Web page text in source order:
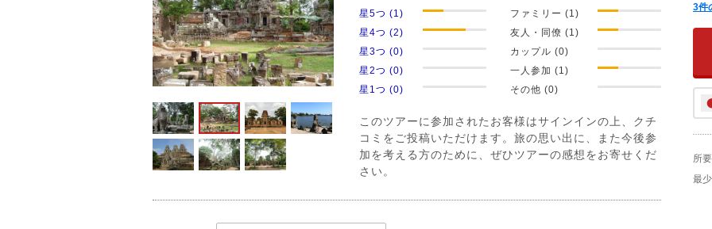
星5つ (1)
星4つ (2)
星3つ (0)
星2つ (0)
星1つ (0)
ファミリー (1)
友人・同僚 (1)
カップル (0)
一人参加 (1)
その他 (0)
このツアーに参加されたお客様はサインインの上、クチ
コミをご投稿いただけます。旅の思い出に、また今後参
加を考える方のために、ぜひツアーの感想をお寄せくだ
さい。
3件
所
最